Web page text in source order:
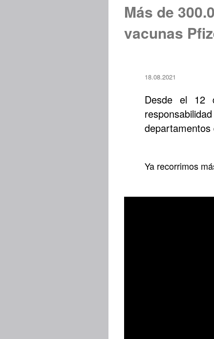
Más de
vacunas
18.08.2021
Desde el 12
departamentos
Ya recorrimos